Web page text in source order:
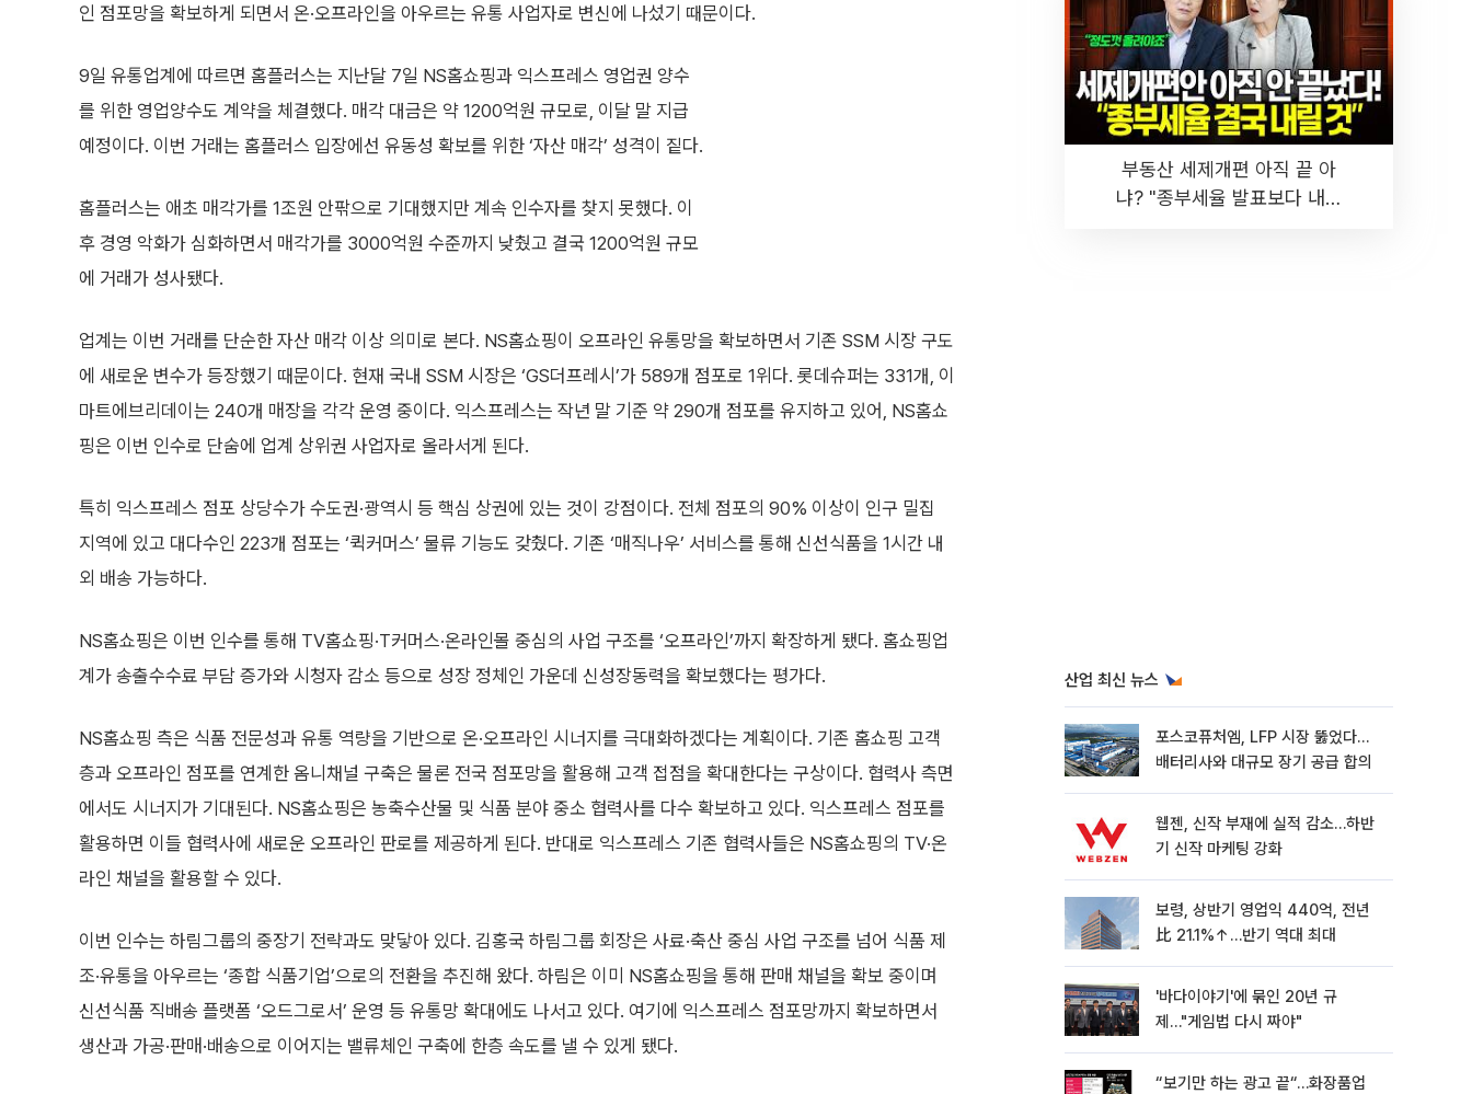
인 점포망을 확보하게 되면서 온·오프라인을 아우르는 유통 사업자로 변신에 나섰기 때문이다.
9일 유통업계에 따르면 홈플러스는 지난달 7일 NS홈쇼핑과 익스프레스 영업권 양수
를 위한 영업양수도 계약을 체결했다. 매각 대금은 약 1200억원 규모로, 이달 말 지급
예정이다. 이번 거래는 홈플러스 입장에선 유동성 확보를 위한 ‘자산 매각’ 성격이 짙다.
홈플러스는 애초 매각가를 1조원 안팎으로 기대했지만 계속 인수자를 찾지 못했다. 이
후 경영 악화가 심화하면서 매각가를 3000억원 수준까지 낮췄고 결국 1200억원 규모
에 거래가 성사됐다.
업계는 이번 거래를 단순한 자산 매각 이상 의미로 본다. NS홈쇼핑이 오프라인 유통망을 확보하면서 기존 SSM 시장 구도
에 새로운 변수가 등장했기 때문이다. 현재 국내 SSM 시장은 ‘GS더프레시’가 589개 점포로 1위다. 롯데슈퍼는 331개, 이
마트에브리데이는 240개 매장을 각각 운영 중이다. 익스프레스는 작년 말 기준 약 290개 점포를 유지하고 있어, NS홈쇼
핑은 이번 인수로 단숨에 업계 상위권 사업자로 올라서게 된다.
특히 익스프레스 점포 상당수가 수도권·광역시 등 핵심 상권에 있는 것이 강점이다. 전체 점포의 90% 이상이 인구 밀집
지역에 있고 대다수인 223개 점포는 ‘퀵커머스’ 물류 기능도 갖췄다. 기존 ‘매직나우’ 서비스를 통해 신선식품을 1시간 내
외 배송 가능하다.
NS홈쇼핑은 이번 인수를 통해 TV홈쇼핑·T커머스·온라인몰 중심의 사업 구조를 ‘오프라인’까지 확장하게 됐다. 홈쇼핑업
계가 송출수수료 부담 증가와 시청자 감소 등으로 성장 정체인 가운데 신성장동력을 확보했다는 평가다.
NS홈쇼핑 측은 식품 전문성과 유통 역량을 기반으로 온·오프라인 시너지를 극대화하겠다는 계획이다. 기존 홈쇼핑 고객
층과 오프라인 점포를 연계한 옴니채널 구축은 물론 전국 점포망을 활용해 고객 접점을 확대한다는 구상이다. 협력사 측면
에서도 시너지가 기대된다. NS홈쇼핑은 농축수산물 및 식품 분야 중소 협력사를 다수 확보하고 있다. 익스프레스 점포를
활용하면 이들 협력사에 새로운 오프라인 판로를 제공하게 된다. 반대로 익스프레스 기존 협력사들은 NS홈쇼핑의 TV·온
라인 채널을 활용할 수 있다.
이번 인수는 하림그룹의 중장기 전략과도 맞닿아 있다. 김홍국 하림그룹 회장은 사료·축산 중심 사업 구조를 넘어 식품 제
조·유통을 아우르는 ‘종합 식품기업’으로의 전환을 추진해 왔다. 하림은 이미 NS홈쇼핑을 통해 판매 채널을 확보 중이며
신선식품 직배송 플랫폼 ‘오드그로서’ 운영 등 유통망 확대에도 나서고 있다. 여기에 익스프레스 점포망까지 확보하면서
생산과 가공·판매·배송으로 이어지는 밸류체인 구축에 한층 속도를 낼 수 있게 됐다.
부동산 세제개편 아직 끝 아
냐? "종부세율 발표보다 내릴
산업 최신 뉴스
포스코퓨처엠, LFP 시장 뚫었다…
배터리사와 대규모 장기 공급 합의
웹젠, 신작 부재에 실적 감소…하반
기 신작 마케팅 강화
보령, 상반기 영업익 440억, 전년
比 21.1%↑…반기 역대 최대
'바다이야기'에 묶인 20년 규
제…"게임법 다시 짜야"
“보기만 하는 광고 끝“…화장품업